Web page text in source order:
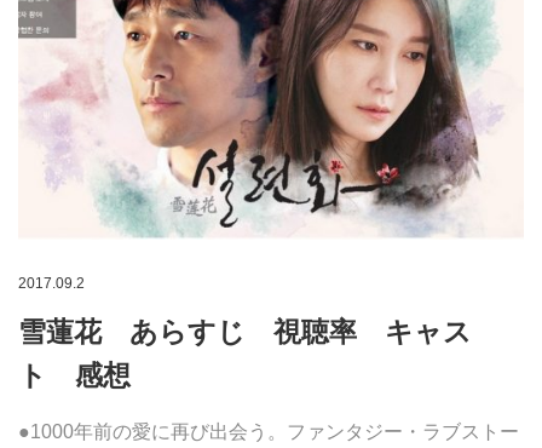
2017.09.2
雪蓮花 あらすじ 視聴率 キャス
ト 感想
●1000年前の愛に再び出会う。ファンタジー・ラブストー